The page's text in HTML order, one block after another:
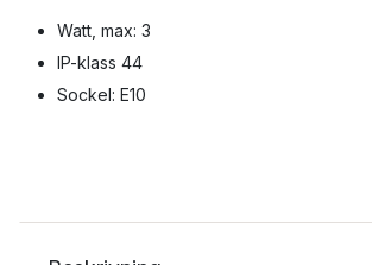
Watt, max: 3
IP-klass 44
Sockel: E10